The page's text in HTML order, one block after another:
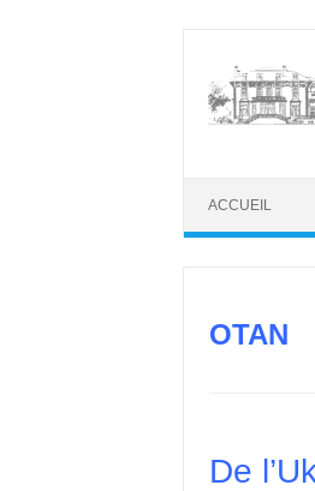
content
ACCUEIL
OTAN
De